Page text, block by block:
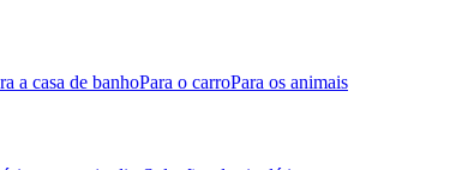
a casa de banhoPara o carroPara os animais